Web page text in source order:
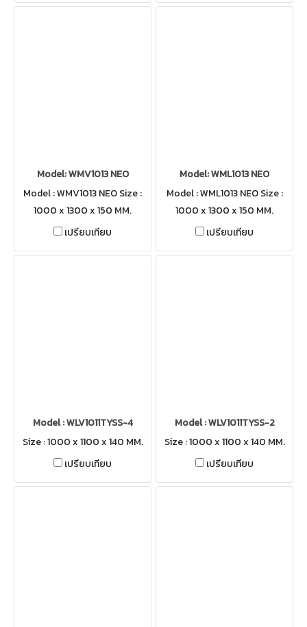
Model: WMV1013 NEO
Model : WMV1013 NEO Size :
1000 x 1300 x 150 MM.
เปรียบเทียบ
Model: WML1013 NEO
Model : WML1013 NEO Size :
1000 x 1300 x 150 MM.
เปรียบเทียบ
Model : WLV1011TYSS-4
Size : 1000 x 1100 x 140 MM.
เปรียบเทียบ
Model : WLV1011TYSS-2
Size : 1000 x 1100 x 140 MM.
เปรียบเทียบ